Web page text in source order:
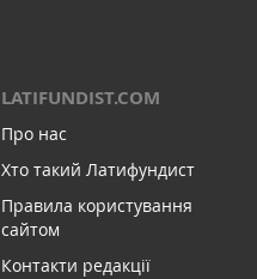
LATIFUNDIST.COM
Про нас
Хто такий Латифундист
Правила користування
сайтом
Контакти редакції